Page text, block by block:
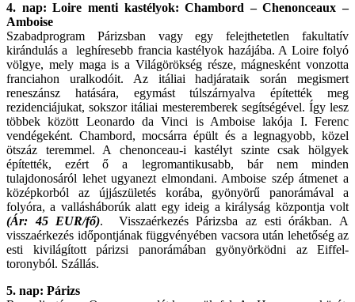
4. nap: Loire menti kastélyok: Chambord – Chenonceaux –
Amboise
Szabadprogram Párizsban vagy egy felejthetetlen fakultatív
kirándulás a leghíresebb francia kastélyok hazájába. A Loire folyó
völgye, mely maga is a Világörökség része, mágnesként vonzotta
franciahon uralkodóit. Az itáliai hadjárataik során megismert
reneszánsz hatására, egymást túlszárnyalva építették meg
rezidenciájukat, sokszor itáliai mesteremberek segítségével. Így lesz
többek között Leonardo da Vinci is Amboise lakója I. Ferenc
vendégeként. Chambord, mocsárra épült és a legnagyobb, közel
ötszáz teremmel. A chenonceau-i kastélyt szinte csak hölgyek
építették, ezért ő a legromantikusabb, bár nem minden
tulajdonosáról lehet ugyanezt elmondani. Amboise szép átmenet a
középkorból az újjászületés korába, gyönyörű panorámával a
folyóra, a vallásháborúk alatt egy ideig a királyság központja volt
(Ár: 45 EUR/fő). Visszaérkezés Párizsba az esti órákban. A
visszaérkezés időpontjának függvényében vacsora után lehetőség az
esti kivilágított párizsi panorámában gyönyörködni az Eiffel-
toronyból. Szállás.
5. nap: Párizs